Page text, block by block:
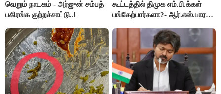
வெறும் நாடகம் - அர்ஜுன் சம்பத்
பகிரங்க குற்றச்சாட்டு..!
கூட்டத்தில் திமுக எம்.பி.க்கள்
பங்கேற்பார்களா?- ஆர்.எஸ்.பாரதி